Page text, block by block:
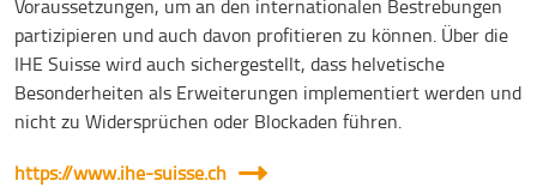
Voraussetzungen, um an den internationalen Bestrebungen
partizipieren und auch davon profitieren zu können. Über die
IHE Suisse wird auch sichergestellt, dass helvetische
Besonderheiten als Erweiterungen implementiert werden und
nicht zu Widersprüchen oder Blockaden führen.
https://www.ihe-suisse.ch